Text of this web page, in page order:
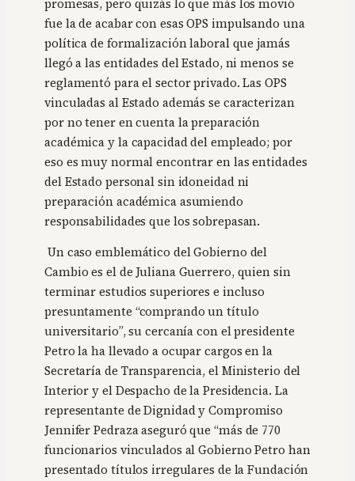
promesas, pero quizás lo que más los movió
fue la de acabar con esas OPS impulsando una
política de formalización laboral que jamás
llegó a las entidades del Estado, ni menos se
reglamentó para el sector privado. Las OPS
vinculadas al Estado además se caracterizan
por no tener en cuenta la preparación
académica y la capacidad del empleado; por
eso es muy normal encontrar en las entidades
del Estado personal sin idoneidad ni
preparación académica asumiendo
responsabilidades que los sobrepasan.
Un caso emblemático del Gobierno del
Cambio es el de Juliana Guerrero, quien sin
terminar estudios superiores e incluso
presuntamente “comprando un título
universitario”, su cercanía con el presidente
Petro la ha llevado a ocupar cargos en la
Secretaría de Transparencia, el Ministerio del
Interior y el Despacho de la Presidencia. La
representante de Dignidad y Compromiso
Jennifer Pedraza aseguró que “más de 770
funcionarios vinculados al Gobierno Petro han
presentado títulos irregulares de la Fundación